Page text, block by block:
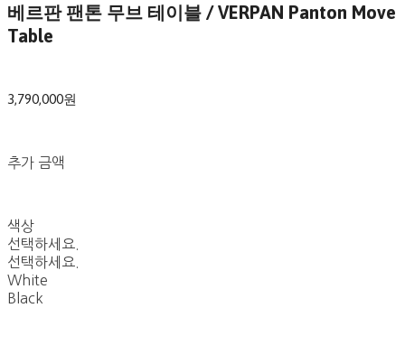
베르판 팬톤 무브 테이블 / VERPAN Panton Move
Table
3,790,000원
추가 금액
색상
선택하세요.
선택하세요.
White
Black